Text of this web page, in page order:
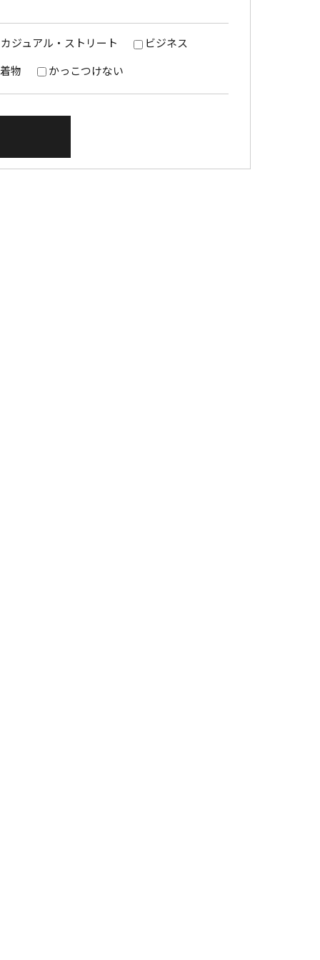
カジュアル・ストリート
ビジネス
物 かっこつけない